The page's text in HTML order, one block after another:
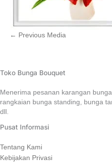
← Previous Media
Toko Bunga Bouquet
Menerima pesanan karangan
rangkaian bunga standing, bunga
dll.
Pusat Informasi
Tentang Kami
Kebijakan Privasi